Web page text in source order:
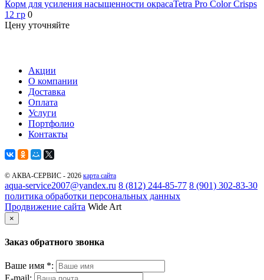
Корм для усиления насыщенности окрасаTetra Pro Color Crisps
12 гр 0
Цену уточняйте
Акции
О компании
Доставка
Оплата
Услуги
Портфолио
Контакты
© АКВА-СЕРВИС - 2026 карта сайта
aqua-service2007@yandex.ru 8 (812) 244-85-77 8 (901) 302-83-30
политика обработки персональных данных
Продвижение сайта Wide Art
×
Заказ обратного звонка
Ваше имя *: